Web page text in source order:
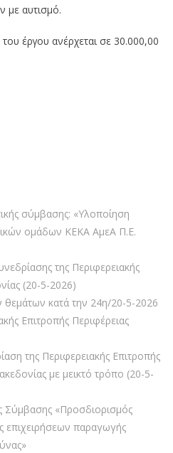
με αυτισμό.
έργου ανέρχεται σε 30.000,00
σύμβασης: «Υλοποίηση
ομάδων ΚΕΚΑ ΑμεΑ Π.Ε.
της Περιφερειακής
(20-5-2026)
θεμάτων κατά την 24η/20-5-2026
Επιτροπής Περιφέρειας
της Περιφερειακής Επιτροπής
με μεικτό τρόπο (20-5-
«Προσδιορισμός
παραγωγής